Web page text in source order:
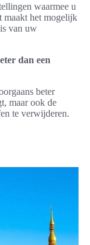
waarmee u
maakt het mogelijk
van uw
dan een
beter
maar ook de
te verwijderen.